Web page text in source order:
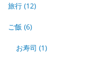
旅行 (12)
ご飯 (6)
お寿司 (1)